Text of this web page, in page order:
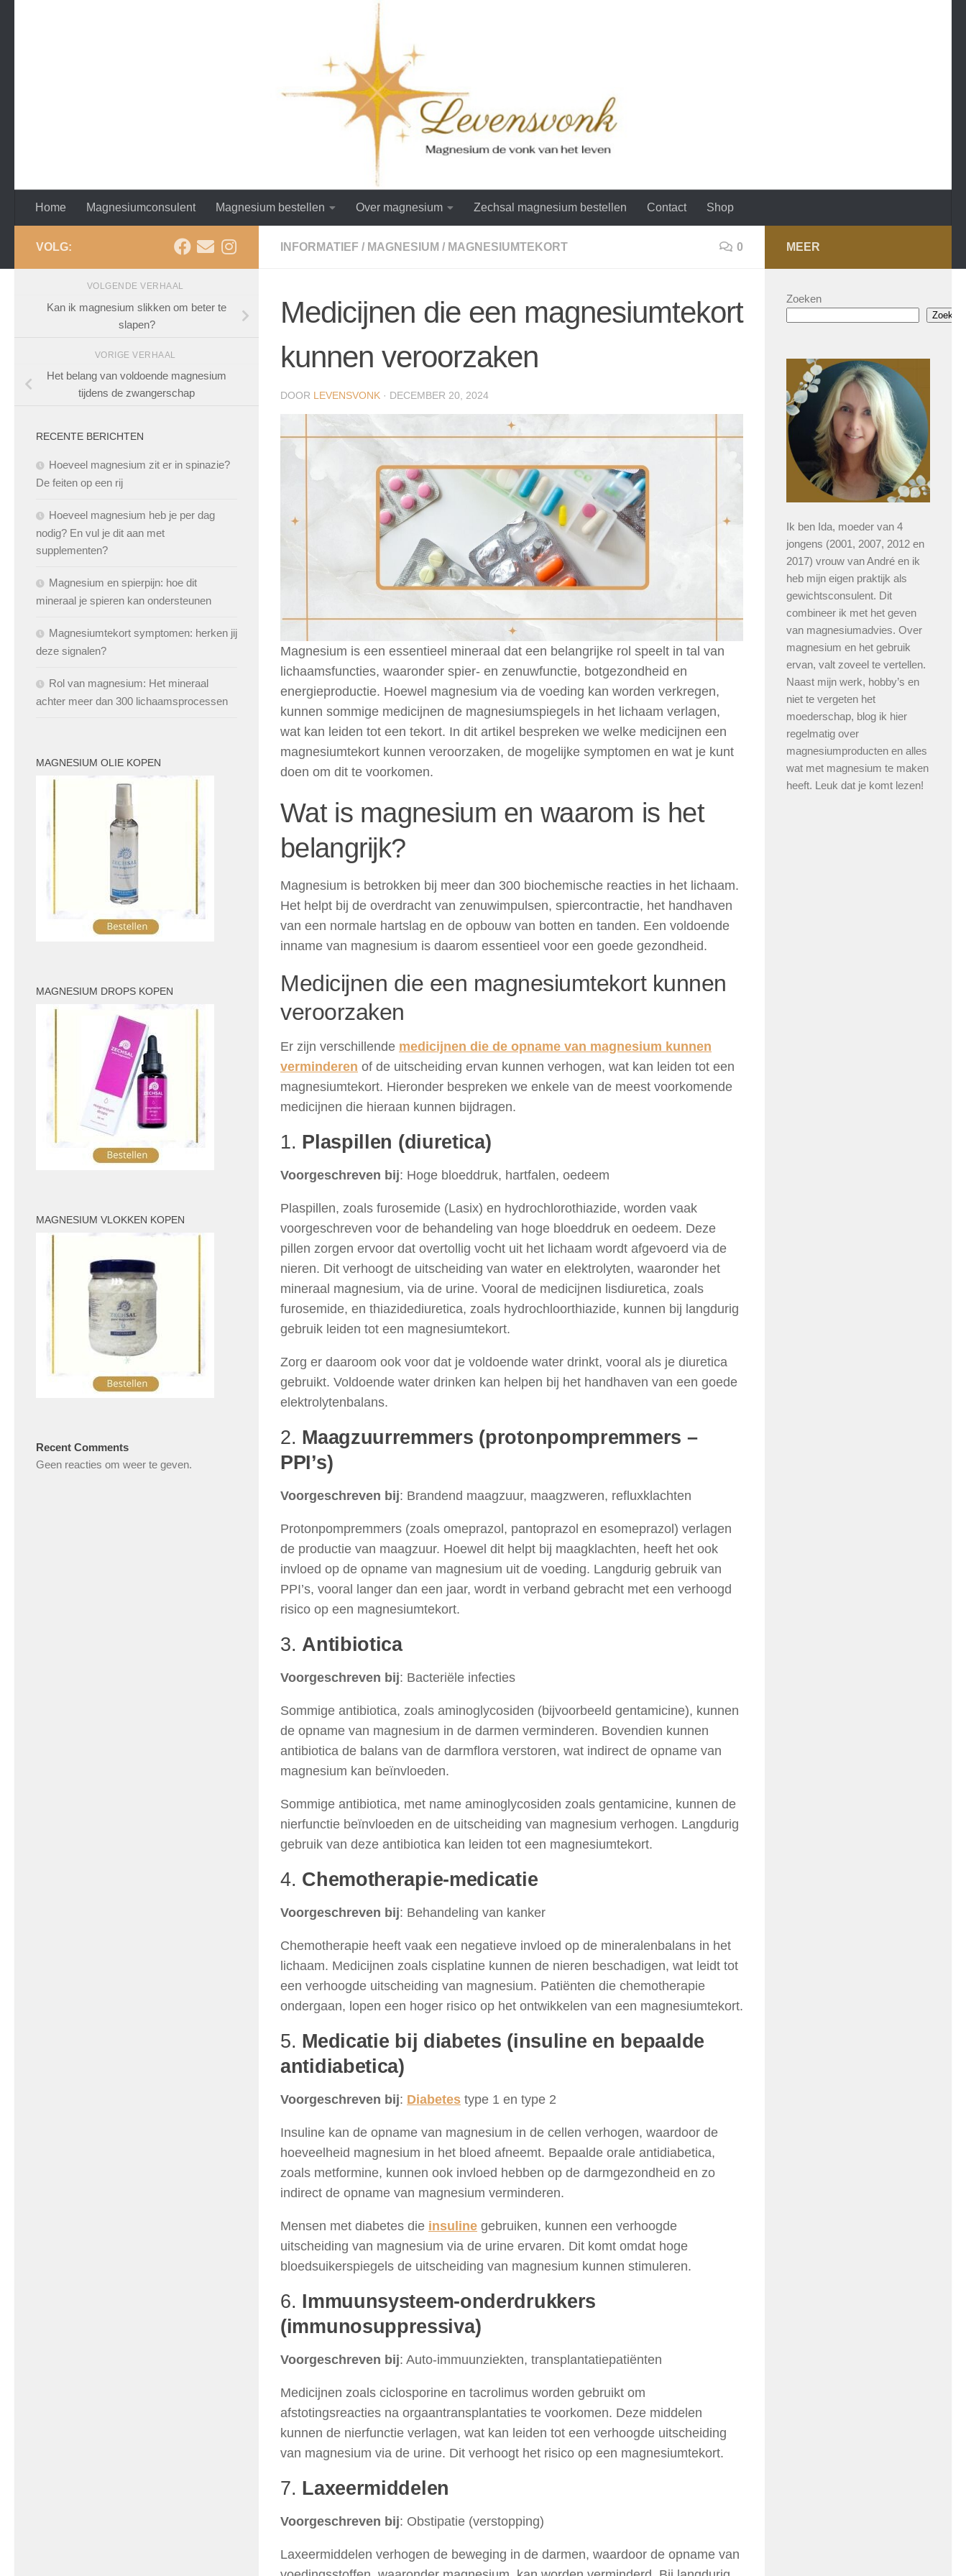
Home Magnesiumconsulent Magnesium bestellen Over magnesium Zechsal magnesium bestellen Contact Shop
INFORMATIEF / MAGNESIUM / MAGNESIUMTEKORT 0
Medicijnen die een magnesiumtekort
kunnen veroorzaken
DOOR LEVENSVONK · DECEMBER 20, 2024
Magnesium is een essentieel mineraal dat een belangrijke rol speelt in tal van
lichaamsfuncties, waaronder spier- en zenuwfunctie, botgezondheid en
energieproductie. Hoewel magnesium via de voeding kan worden verkregen,
kunnen sommige medicijnen de magnesiumspiegels in het lichaam verlagen,
wat kan leiden tot een tekort. In dit artikel bespreken we welke medicijnen een
magnesiumtekort kunnen veroorzaken, de mogelijke symptomen en wat je kunt
doen om dit te voorkomen.
Wat is magnesium en waarom is het
belangrijk?
Magnesium is betrokken bij meer dan 300 biochemische reacties in het lichaam.
Het helpt bij de overdracht van zenuwimpulsen, spiercontractie, het handhaven
van een normale hartslag en de opbouw van botten en tanden. Een voldoende
inname van magnesium is daarom essentieel voor een goede gezondheid.
Medicijnen die een magnesiumtekort kunnen
veroorzaken
Er zijn verschillende medicijnen die de opname van magnesium kunnen
verminderen of de uitscheiding ervan kunnen verhogen, wat kan leiden tot een
magnesiumtekort. Hieronder bespreken we enkele van de meest voorkomende
medicijnen die hieraan kunnen bijdragen.
1. Plaspillen (diuretica)
Voorgeschreven bij: Hoge bloeddruk, hartfalen, oedeem
Plaspillen, zoals furosemide (Lasix) en hydrochlorothiazide, worden vaak
voorgeschreven voor de behandeling van hoge bloeddruk en oedeem. Deze
pillen zorgen ervoor dat overtollig vocht uit het lichaam wordt afgevoerd via de
nieren. Dit verhoogt de uitscheiding van water en elektrolyten, waaronder het
mineraal magnesium, via de urine. Vooral de medicijnen lisdiuretica, zoals
furosemide, en thiazidediuretica, zoals hydrochloorthiazide, kunnen bij langdurig
gebruik leiden tot een magnesiumtekort.
Zorg er daaroom ook voor dat je voldoende water drinkt, vooral als je diuretica
gebruikt. Voldoende water drinken kan helpen bij het handhaven van een goede
elektrolytenbalans.
2. Maagzuurremmers (protonpompremmers –
PPI’s)
Voorgeschreven bij: Brandend maagzuur, maagzweren, refluxklachten
Protonpompremmers (zoals omeprazol, pantoprazol en esomeprazol) verlagen
de productie van maagzuur. Hoewel dit helpt bij maagklachten, heeft het ook
invloed op de opname van magnesium uit de voeding. Langdurig gebruik van
PPI’s, vooral langer dan een jaar, wordt in verband gebracht met een verhoogd
risico op een magnesiumtekort.
3. Antibiotica
Voorgeschreven bij: Bacteriële infecties
Sommige antibiotica, zoals aminoglycosiden (bijvoorbeeld gentamicine), kunnen
de opname van magnesium in de darmen verminderen. Bovendien kunnen
antibiotica de balans van de darmflora verstoren, wat indirect de opname van
magnesium kan beïnvloeden.
Sommige antibiotica, met name aminoglycosiden zoals gentamicine, kunnen de
nierfunctie beïnvloeden en de uitscheiding van magnesium verhogen. Langdurig
gebruik van deze antibiotica kan leiden tot een magnesiumtekort.
4. Chemotherapie-medicatie
Voorgeschreven bij: Behandeling van kanker
Chemotherapie heeft vaak een negatieve invloed op de mineralenbalans in het
lichaam. Medicijnen zoals cisplatine kunnen de nieren beschadigen, wat leidt tot
een verhoogde uitscheiding van magnesium. Patiënten die chemotherapie
ondergaan, lopen een hoger risico op het ontwikkelen van een magnesiumtekort.
5. Medicatie bij diabetes (insuline en bepaalde
antidiabetica)
Voorgeschreven bij: Diabetes type 1 en type 2
Insuline kan de opname van magnesium in de cellen verhogen, waardoor de
hoeveelheid magnesium in het bloed afneemt. Bepaalde orale antidiabetica,
zoals metformine, kunnen ook invloed hebben op de darmgezondheid en zo
indirect de opname van magnesium verminderen.
Mensen met diabetes die insuline gebruiken, kunnen een verhoogde
uitscheiding van magnesium via de urine ervaren. Dit komt omdat hoge
bloedsuikerspiegels de uitscheiding van magnesium kunnen stimuleren.
6. Immuunsysteem-onderdrukkers
(immunosuppressiva)
Voorgeschreven bij: Auto-immuunziekten, transplantatiepatiënten
Medicijnen zoals ciclosporine en tacrolimus worden gebruikt om
afstotingsreacties na orgaantransplantaties te voorkomen. Deze middelen
kunnen de nierfunctie verlagen, wat kan leiden tot een verhoogde uitscheiding
van magnesium via de urine. Dit verhoogt het risico op een magnesiumtekort.
7. Laxeermiddelen
Voorgeschreven bij: Obstipatie (verstopping)
Laxeermiddelen verhogen de beweging in de darmen, waardoor de opname van
VOLG:
VOLGENDE VERHAAL
Kan ik magnesium slikken om beter te
slapen?
VORIGE VERHAAL
Het belang van voldoende magnesium
tijdens de zwangerschap
RECENTE BERICHTEN
Hoeveel magnesium zit er in spinazie?
De feiten op een rij
Hoeveel magnesium heb je per dag
nodig? En vul je dit aan met
supplementen?
Magnesium en spierpijn: hoe dit
mineraal je spieren kan ondersteunen
Magnesiumtekort symptomen: herken jij
deze signalen?
Rol van magnesium: Het mineraal
achter meer dan 300 lichaamsprocessen
MAGNESIUM OLIE KOPEN
MAGNESIUM DROPS KOPEN
MAGNESIUM VLOKKEN KOPEN
Recent Comments
Geen reacties om weer te geven.
MEER
Zoeken
Zoeken
Ik ben Ida, moeder van 4
jongens (2001, 2007, 2012 en
2017) vrouw van André en ik
heb mijn eigen praktijk als
gewichtsconsulent. Dit
combineer ik met het geven
van magnesiumadvies. Over
magnesium en het gebruik
ervan, valt zoveel te vertellen.
Naast mijn werk, hobby’s en
niet te vergeten het
moederschap, blog ik hier
regelmatig over
magnesiumproducten en alles
wat met magnesium te maken
heeft. Leuk dat je komt lezen!